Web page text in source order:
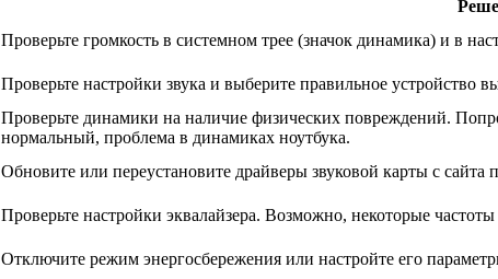
Проверьте громкость в системном трее (значок динамика) и в
Проверьте настройки звука и выберите правильное
Проверьте динамики на наличие физических повреждений.
нормальный, проблема в динамиках ноутбука.
Обновите или переустановите драйверы звуковой карты с сайта
Проверьте настройки эквалайзера. Возможно, некоторые
Отключите режим энергосбережения или настройте его